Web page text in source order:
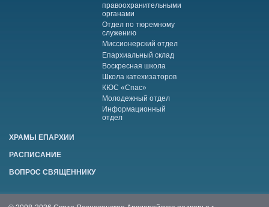
правоохранительными
органами
Отдел по тюремному
служению
Миссионерский отдел
Епархиальный склад
Воскресная школа
Школа катехизаторов
КЮС «Спас»
Молодежный отдел
Информационный
отдел
ХРАМЫ ЕПАРХИИ
РАСПИСАНИЕ
ВОПРОС СВЯЩЕННИКУ